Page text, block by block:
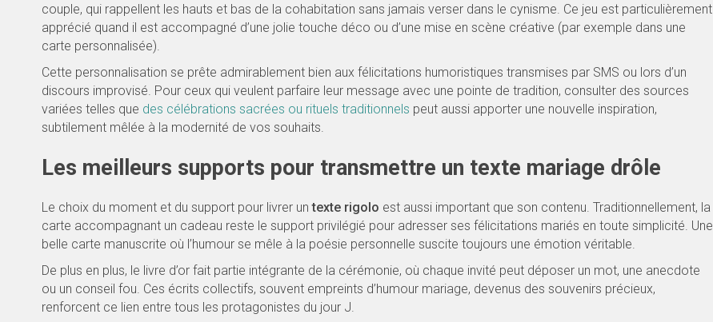
couple, qui rappellent les hauts et bas de la cohabitation sans jamais verser dans le cynisme. Ce jeu est particulièrement
apprécié quand il est accompagné d’une jolie touche déco ou d’une mise en scène créative (par exemple dans une
carte personnalisée).
Cette personnalisation se prête admirablement bien aux félicitations humoristiques transmises par SMS ou lors d’un
discours improvisé. Pour ceux qui veulent parfaire leur message avec une pointe de tradition, consulter des sources
variées telles que des célébrations sacrées ou rituels traditionnels peut aussi apporter une nouvelle inspiration,
subtilement mêlée à la modernité de vos souhaits.
Les meilleurs supports pour transmettre un texte mariage drôle
Le choix du moment et du support pour livrer untexte rigolo est aussi important que son contenu. Traditionnellement, la
carte accompagnant un cadeau reste le support privilégié pour adresser ses félicitations mariés en toute simplicité. Une
belle carte manuscrite où l’humour se mêle à la poésie personnelle suscite toujours une émotion véritable.
De plus en plus, le livre d’or fait partie intégrante de la cérémonie, où chaque invité peut déposer un mot, une anecdote
ou un conseil fou. Ces écrits collectifs, souvent empreints d’humour mariage, devenus des souvenirs précieux,
renforcent ce lien entre tous les protagonistes du jour J.